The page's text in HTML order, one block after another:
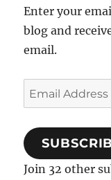
Enter your
blog and
email.
Email
Address
Join 32 other